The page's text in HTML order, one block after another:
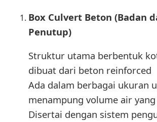
Box Culvert Beton (Badan
Penutup)
Struktur utama berbentuk
dibuat dari beton reinforced
Ada dalam berbagai ukuran
menampung volume air
Disertai dengan sistem